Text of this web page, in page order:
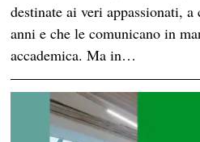
destinate ai veri appassionati,
anni e che le comunicano in
accademica. Ma in…